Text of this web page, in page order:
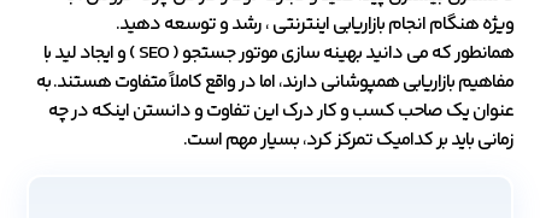
ویژه هنگام انجام بازاریابی اینترنتی ، رشد و توسعه دهید.
همانطور که می دانید بهینه سازی موتور جستجو ( SEO ) و ایجاد لید با
مفاهیم بازاریابی همپوشانی دارند، اما در واقع کاملاً متفاوت هستند. به
عنوان یک صاحب کسب و کار درک این تفاوت و دانستن اینکه در چه
زمانی باید بر کدامیک تمرکز کرد، بسیار مهم است.